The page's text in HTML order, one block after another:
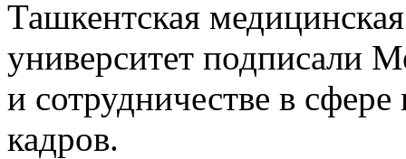
Ташкентская
университет подписали
и сотрудничестве в
кадров.